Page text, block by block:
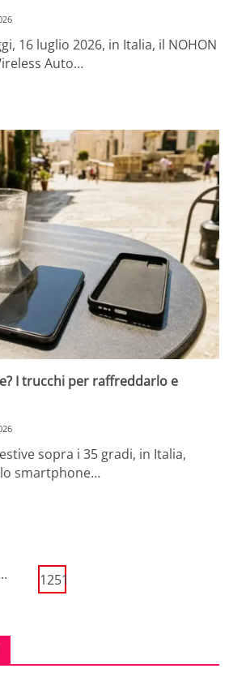
16 luglio 2026, in Italia, il NOHON
Auto…
I trucchi per raffreddarlo e
sopra i 35 gradi, in Italia,
smartphone…
1251